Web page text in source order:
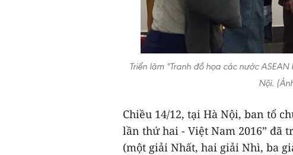
Triển lãm "Tranh đồ họa các nước
Nội.
Chiều 14/12, tại Hà Nội, ban tổ
lần thứ hai - Việt Nam 2016” đã
(một giải Nhất, hai giải Nhì, ba